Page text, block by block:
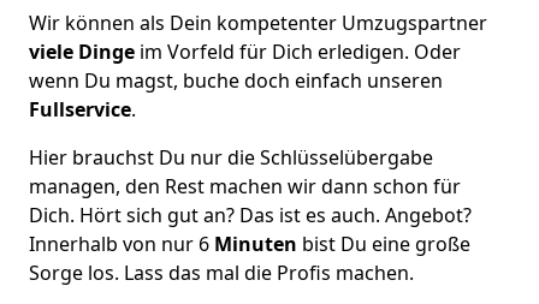
Wir können als Dein kompetenter Umzugspartner
viele Dinge im Vorfeld für Dich erledigen. Oder
wenn Du magst, buche doch einfach unseren
Fullservice.
Hier brauchst Du nur die Schlüsselübergabe
managen, den Rest machen wir dann schon für
Dich. Hört sich gut an? Das ist es auch. Angebot?
Innerhalb von nur 6 Minuten bist Du eine große
Sorge los. Lass das mal die Profis machen.